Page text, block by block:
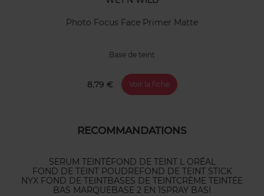
Photo Focus Face Primer Matte
Base de teint
8,79 € Voir la fiche
RECOMMANDATIONS
SERUM TEINTÉFOND DE TEINT L ORÉAL
FOND DE TEINT POUDREFOND DE TEINT STICK
NYX FOND DE TEINTBASES DE TEINTCRÈME TEINTÉE
BAS MARQUEBASE 2 EN 1SPRAY BASI